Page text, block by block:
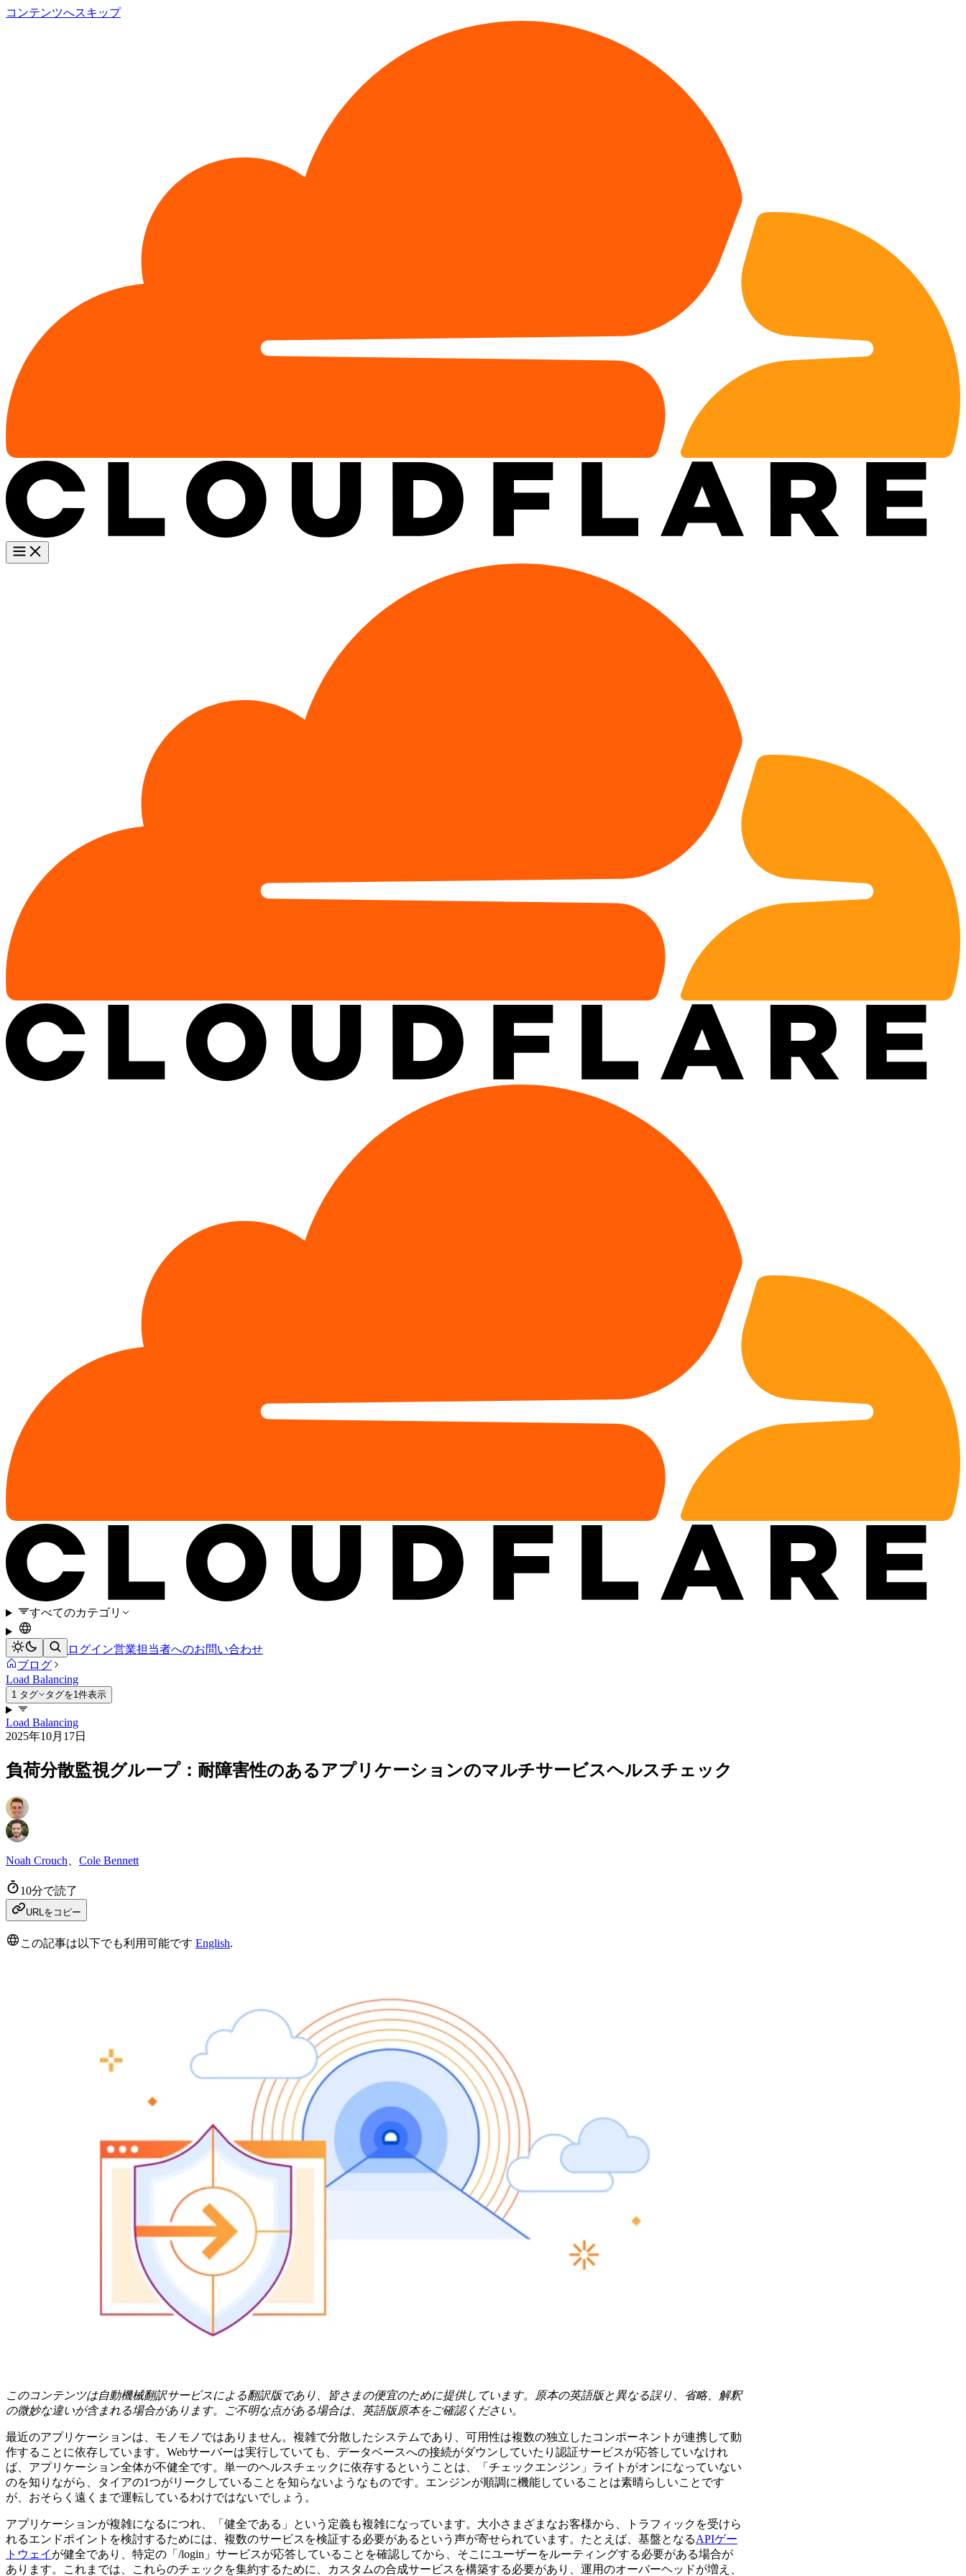
コンテンツへスキップ
すべてのカテゴリ
ログイン営業担当者へのお問い合わせ
ブログ
Load Balancing
1 タグ タグを1件表示
Load Balancing
2025年10月17日
負荷分散監視グループ：耐障害性のあるアプリケーションのマルチサービスヘルスチェック
Noah Crouch Cole Bennett
10分で読了
URLをコピー
この記事は以下でも利用可能です English.
このコンテンツは自動機械翻訳サービスによる翻訳版であり、皆さまの便宜のために提供しています。原本の英語版と異なる誤り、省略、解釈
の微妙な違いが含まれる場合があります。ご不明な点がある場合は、英語版原本をご確認ください。
最近のアプリケーションは、モノモノではありません。複雑で分散したシステムであり、可用性は複数の独立したコンポーネントが連携して動
作することに依存しています。Webサーバーは実行していても、データベースへの接続がダウンしていたり認証サービスが応答していなけれ
ば、アプリケーション全体が不健全です。単一のヘルスチェックに依存するということは、「チェックエンジン」ライトがオンになっていない
のを知りながら、タイアの1つがリークしていることを知らないようなものです。エンジンが順調に機能していることは素晴らしいことです
が、おそらく遠くまで運転しているわけではないでしょう。
アプリケーションが複雑になるにつれ、「健全である」という定義も複雑になっています。大小さまざまなお客様から、トラフィックを受けら
れるエンドポイントを検討するためには、複数のサービスを検証する必要があるという声が寄せられています。たとえば、基盤となるAPIゲー
トウェイ が健全であり、特定の「/login」サービスが応答していることを確認してから、そこにユーザーをルーティングする必要がある場合が
あります。これまでは、これらのチェックを集約するために、カスタムの合成サービスを構築する必要があり、運用のオーバーヘッドが増え、